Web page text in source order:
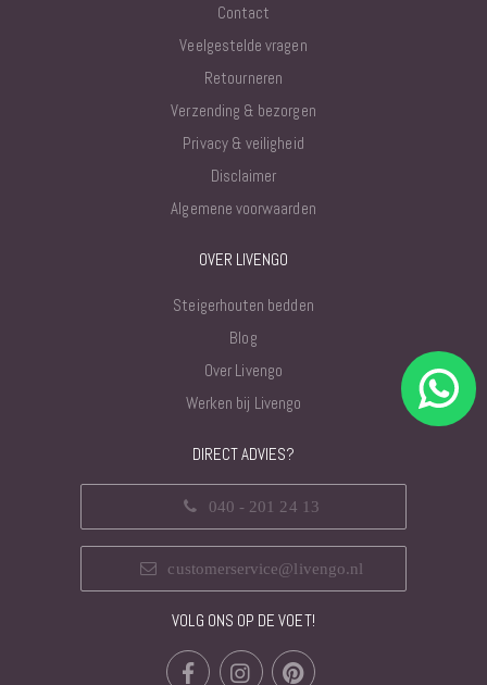
Contact
Veelgestelde vragen
Retourneren
Verzending & bezorgen
Privacy & veiligheid
Disclaimer
Algemene voorwaarden
OVER LIVENGO
Steigerhouten bedden
Blog
Over Livengo
Werken bij Livengo
DIRECT ADVIES?
040 - 201 24 13
customerservice@livengo.nl
VOLG ONS OP DE VOET!